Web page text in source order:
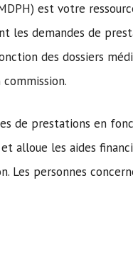
est votre
les demandes de
des dossiers
de prestations en
alloue les aides
Les personnes